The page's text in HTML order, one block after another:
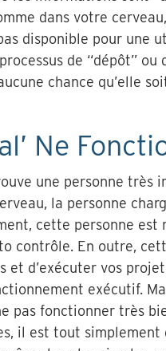
dans votre
disponible pour
de “dépôt” ou
chance qu’elle
Ne
une personne très
la personne
cette personne est
contrôle. En outre,
et d’exécuter vos
exécutif.
fonctionner très
il est tout